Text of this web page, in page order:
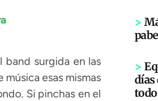
band surgida en las
esas mismas
Si pinchas en el
>
>
días